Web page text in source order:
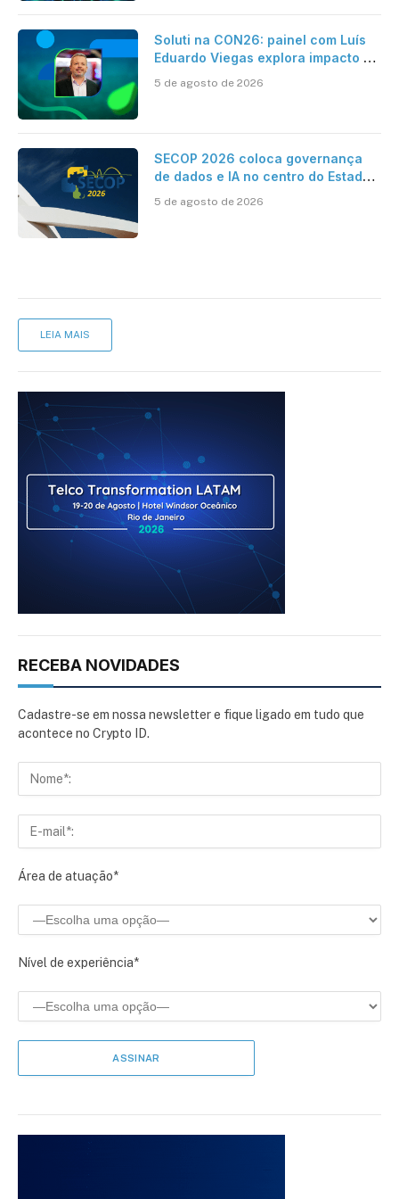
Soluti na CON26: painel com Luís
Eduardo Viegas explora impacto de
dados e IA na eficiência da
5 de agosto de 2026
SECOP 2026 coloca governança
de dados e IA no centro do Estado
inteligente
5 de agosto de 2026
LEIA MAIS
RECEBA NOVIDADES
Cadastre-se em nossa newsletter e fique ligado em tudo que
acontece no Crypto ID.
Área de atuação*
Nível de experiência*